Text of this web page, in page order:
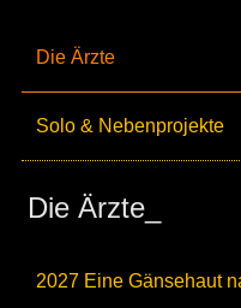
Die Ärzte
Solo & Nebenprojekte
Die Ärzte_
2027 Eine Gänsehaut